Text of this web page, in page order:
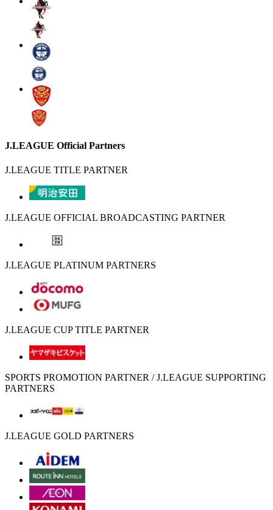
J.LEAGUE Official Partners
J.LEAGUE TITLE PARTNER
J.LEAGUE OFFICIAL BROADCASTING PARTNER
J.LEAGUE PLATINUM PARTNERS
J.LEAGUE CUP TITLE PARTNER
SPORTS PROMOTION PARTNER / J.LEAGUE SUPPORTING
PARTNERS
J.LEAGUE GOLD PARTNERS